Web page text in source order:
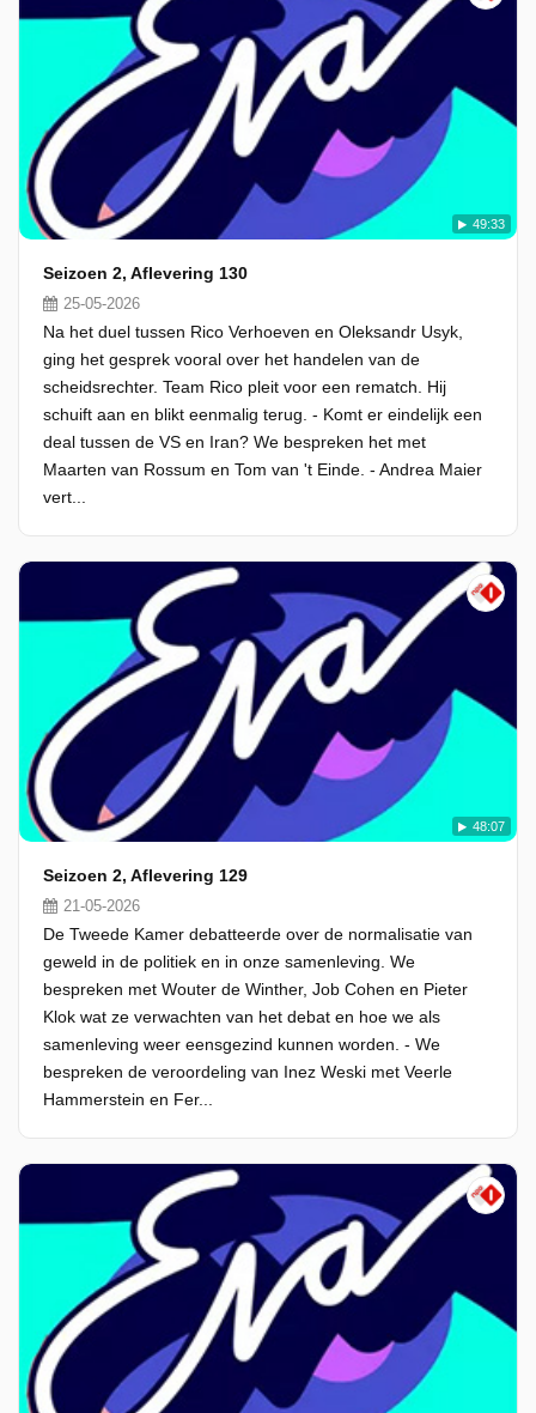
49:33
Seizoen 2, Aflevering 130
25-05-2026
Na het duel tussen Rico Verhoeven en Oleksandr Usyk,
ging het gesprek vooral over het handelen van de
scheidsrechter. Team Rico pleit voor een rematch. Hij
schuift aan en blikt eenmalig terug. - Komt er eindelijk een
deal tussen de VS en Iran? We bespreken het met
Maarten van Rossum en Tom van 't Einde. - Andrea Maier
vert...
48:07
Seizoen 2, Aflevering 129
21-05-2026
De Tweede Kamer debatteerde over de normalisatie van
geweld in de politiek en in onze samenleving. We
bespreken met Wouter de Winther, Job Cohen en Pieter
Klok wat ze verwachten van het debat en hoe we als
samenleving weer eensgezind kunnen worden. - We
bespreken de veroordeling van Inez Weski met Veerle
Hammerstein en Fer...